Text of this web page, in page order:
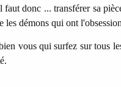
donc ... transférer sa
les démons qui ont
vous qui surfez sur tous